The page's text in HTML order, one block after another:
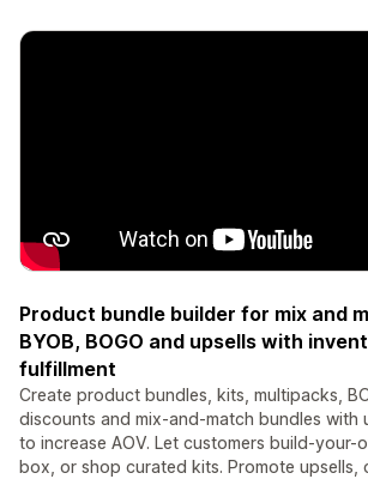
Product bundle builder for mix and
BYOB, BOGO and upsells with
fulfillment
Create product bundles, kits, multipacks,
discounts and mix-and-match bundles with
to increase AOV. Let customers build-your-
box, or shop curated kits. Promote upsells,